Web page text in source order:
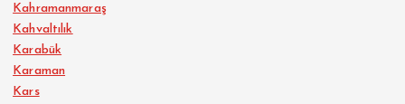
Kahramanmaraş
Kahvaltılık
Karabük
Karaman
Kars